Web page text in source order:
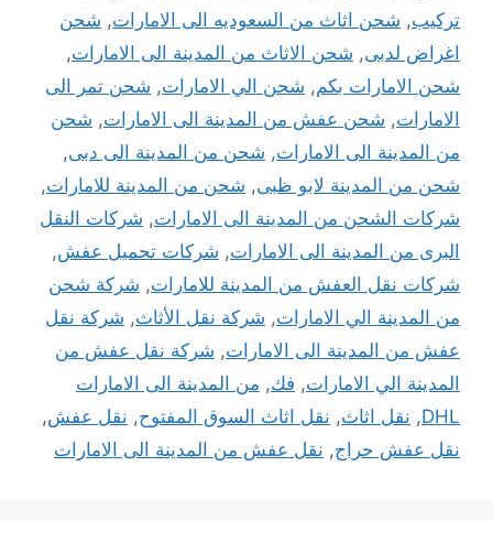
تركيب, شحن اثاث من السعوديه الى الامارات, شحن
اغراض لدبى, شحن الاثاث من المدينة الى الامارات,
شحن الامارات بكم, شحن الي الامارات, شحن تمر الى
الامارات, شحن عفش من المدينة الى الامارات, شحن
من المدينة الى الامارات, شحن من المدينة الى دبى,
شحن من المدينة لابو ظبى, شحن من المدينة للامارات,
شركات الشحن من المدينة الى الامارات, شركات النقل
البرى من المدينة الى الامارات, شركات تحميل عفش,
شركات نقل العفش من المدينة للامارات, شركة شحن
من المدينة الي الامارات, شركة نقل الأثاث, شركة نقل
عفش من المدينة الى الامارات, شركة نقل عفش من
المدينة الي الامارات, فك, من المدينة الى الامارات
DHL
, نقل اثاث, نقل اثاث السوق المفتوح, نقل عفش,
نقل عفش حراج, نقل عفش من المدينة الى الامارات